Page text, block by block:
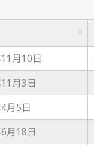
月10日
月3日
月5日
月18日